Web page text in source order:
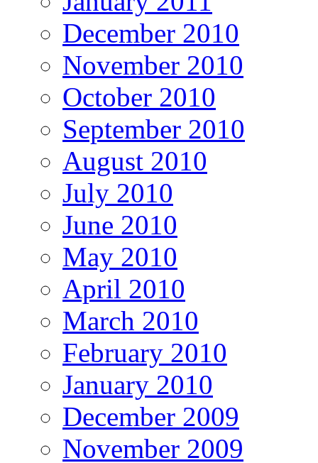
December 2010
November 2010
October 2010
September 2010
August 2010
July 2010
June 2010
May 2010
April 2010
March 2010
February 2010
January 2010
December 2009
November 2009